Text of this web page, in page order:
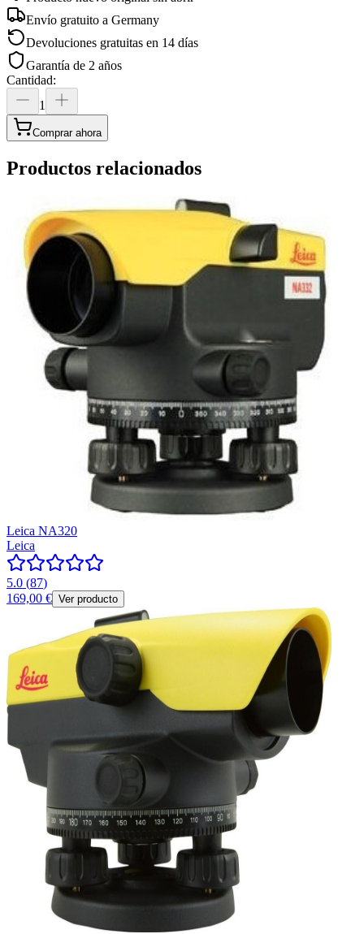
Envío gratuito a Germany
Devoluciones gratuitas en 14 días
Garantía de 2 años
Cantidad:
1
Comprar ahora
Productos relacionados
Leica NA320
Leica
5.0 (87)
169,00 € Ver producto